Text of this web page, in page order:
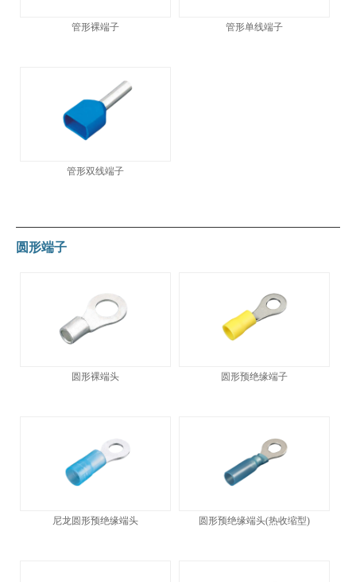
管形裸端子 管形单线端子
管形双线端子
圆形端子
圆形裸端头 圆形预绝缘端子
尼龙圆形预绝缘端头 圆形预绝缘端头(热收缩型)